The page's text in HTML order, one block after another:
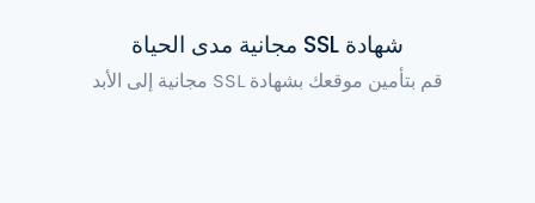
شهادة SSL مجانية مدى الحياة
قم بتأمين موقعك بشهادة SSL مجانية إلى الأبد